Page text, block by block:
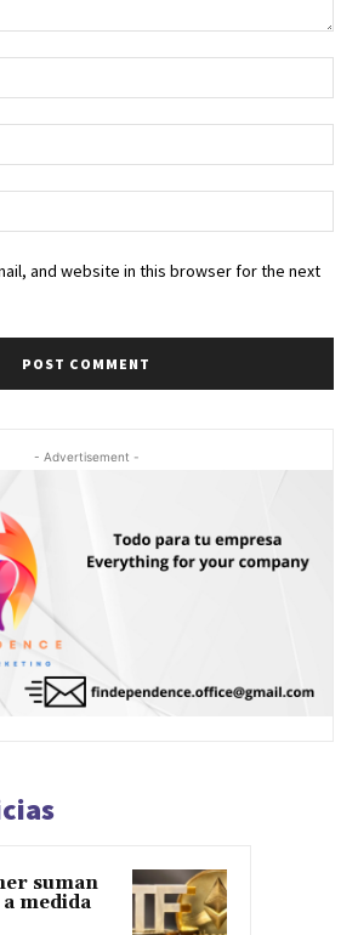
and website in this browser for the next
- Advertisement -
suman
medida